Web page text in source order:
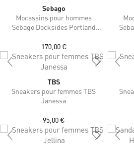
Sebago
Mocassins pour hommes
Sebago Docksides Portland
170,00 €
TBS
Sneakers pour femmes TBS
Janessa
95,00 €